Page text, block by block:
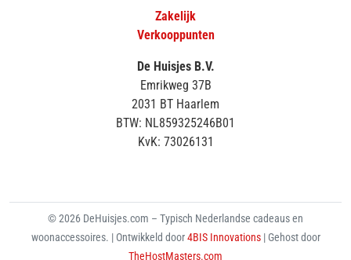
Zakelijk
Verkooppunten
De Huisjes B.V.
Emrikweg 37B
2031 BT Haarlem
BTW: NL859325246B01
KvK: 73026131
© 2026 DeHuisjes.com – Typisch Nederlandse cadeaus en
woonaccessoires. | Ontwikkeld door4BIS Innovations | Gehost door
TheHostMasters.com